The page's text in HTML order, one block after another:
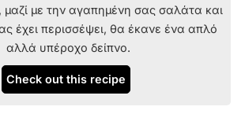
με την αγαπημένη σας σαλάτα και
έχει περισσέψει, θα έκανε ένα απλό
αλλά υπέροχο δείπνο.
Check out this recipe